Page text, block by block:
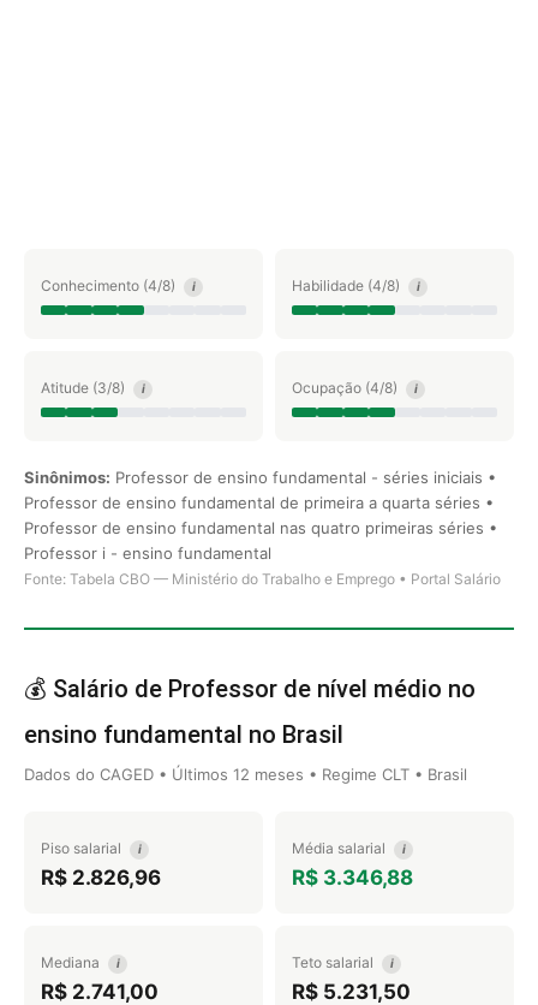
Conhecimento (4/8) i Habilidade (4/8) i
Atitude (3/8) i Ocupação (4/8) i
Sinônimos: Professor de ensino fundamental - séries iniciais •
Professor de ensino fundamental de primeira a quarta séries •
Professor de ensino fundamental nas quatro primeiras séries •
Professor i - ensino fundamental
Fonte: Tabela CBO — Ministério do Trabalho e Emprego • Portal Salário
💰 Salário de Professor de nível médio no
ensino fundamental no Brasil
Dados do CAGED • Últimos 12 meses • Regime CLT • Brasil
Piso salarial i
R$ 2.826,96
Média salarial i
R$ 3.346,88
Mediana i
R$ 2.741,00
Teto salarial i
R$ 5.231,50